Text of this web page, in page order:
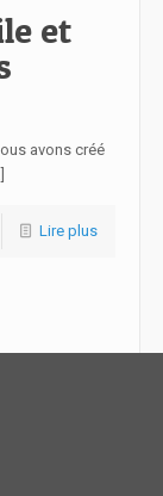
et
avons créé
Lire plus